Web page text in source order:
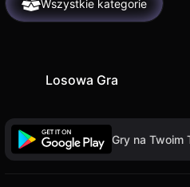
Wszystkie kategorie
Losowa Gra
Gry na Twoim